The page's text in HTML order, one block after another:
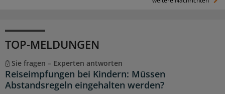
TOP-MELDUNGEN
Sie fragen – Experten antworten
Reiseimpfungen bei Kindern: Müssen
Abstandsregeln eingehalten werden?